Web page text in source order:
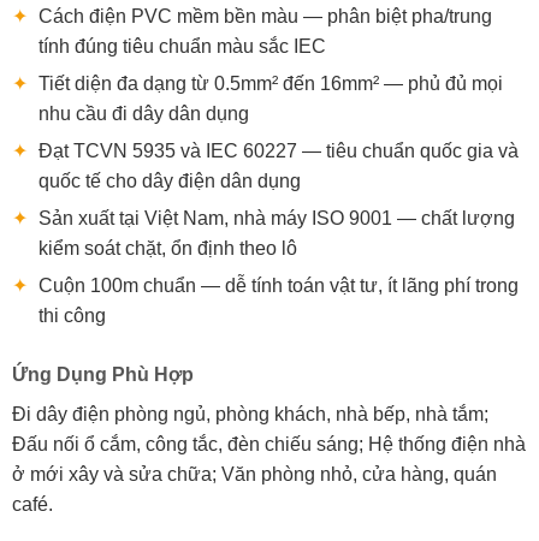
✦ Cách điện PVC mềm bền màu — phân biệt pha/trung
tính đúng tiêu chuẩn màu sắc IEC
✦ Tiết diện đa dạng từ 0.5mm² đến 16mm² — phủ đủ mọi
nhu cầu đi dây dân dụng
✦ Đạt TCVN 5935 và IEC 60227 — tiêu chuẩn quốc gia và
quốc tế cho dây điện dân dụng
✦
Sản xuất tại Việt Nam, nhà máy ISO 9001 — chất lượng
kiểm soát chặt, ổn định theo lô
✦ Cuộn 100m chuẩn — dễ tính toán vật tư, ít lãng phí trong
thi công
Ứng Dụng Phù Hợp
Đi dây điện phòng ngủ, phòng khách, nhà bếp, nhà tắm;
Đấu nối ổ cắm, công tắc, đèn chiếu sáng; Hệ thống điện nhà
ở mới xây và sửa chữa; Văn phòng nhỏ, cửa hàng, quán
café.